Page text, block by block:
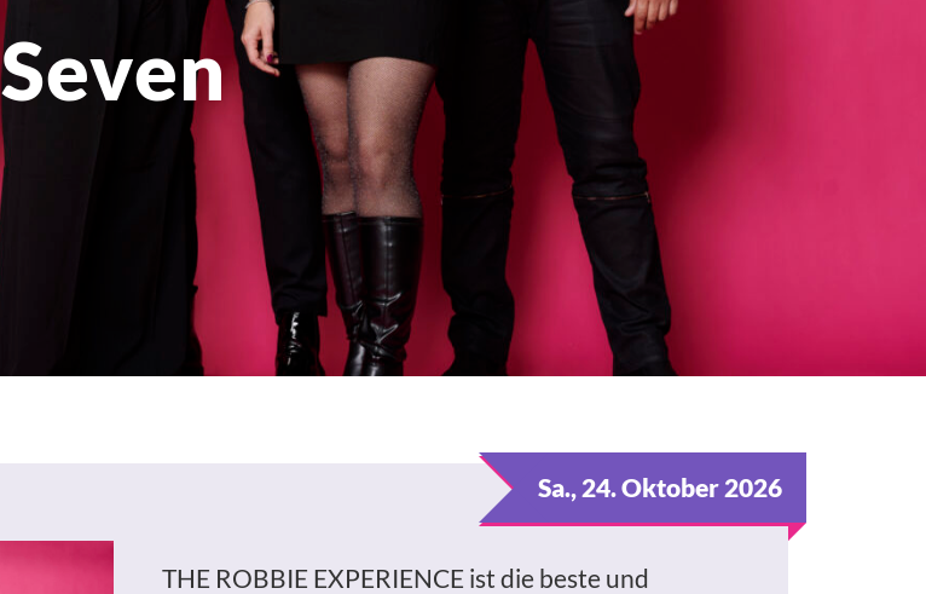
Seven
THE ROBBIE EXPERIENCE ist die beste und
Sa., 24. Oktober 2026